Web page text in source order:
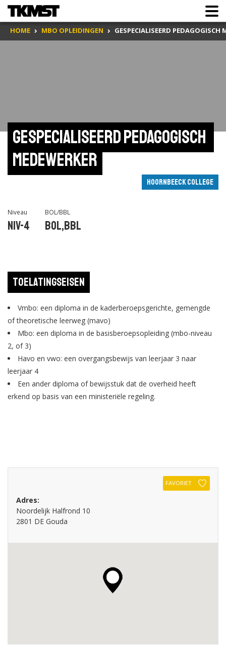
HOME MBO OPLEIDINGEN GESPECIALISEERD PEDAGOGISCH
Gespecialiseerd pedagogisch
medewerker
Hoornbeeck College
Niveau
Niv-4
BOL/BBL
BOL,BBL
Toelatingseisen
Vmbo: een diploma in de kaderberoepsgerichte, gemengde
of theoretische leerweg (mavo)
Mbo: een diploma in de basisberoepsopleiding (mbo-niveau
2, of 3)
Havo en vwo: een overgangsbewijs van leerjaar 3 naar
leerjaar 4
Een ander diploma of bewijsstuk dat de overheid heeft
erkend op basis van een ministeriële regeling.
FAVORIET
Adres:
Noordelijk Halfrond 10
2801 DE Gouda